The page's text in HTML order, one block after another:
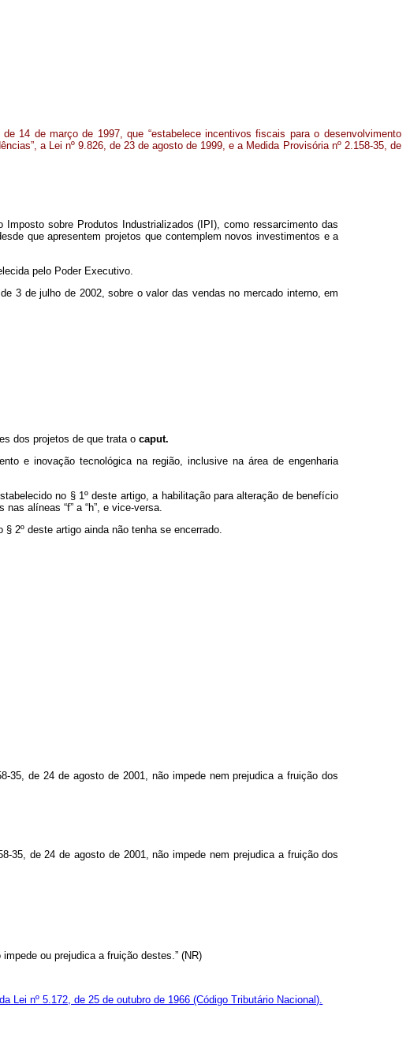
14 de março de 1997, que “estabelece incentivos fiscais para o desenvolvimento
a Lei nº 9.826, de 23 de agosto de 1999, e a Medida Provisória nº 2.158-35, de
sobre Produtos Industrializados (IPI), como ressarcimento das
que apresentem projetos que contemplem novos investimentos e a
pelo Poder Executivo.
3 de julho de 2002, sobre o valor das vendas no mercado interno, em
dos projetos de que trata o caput.
e inovação tecnológica na região, inclusive na área de engenharia
no § 1º deste artigo, a habilitação para alteração de benefício
alíneas “f” a “h”, e vice-versa.
2º deste artigo ainda não tenha se encerrado.
35, de 24 de agosto de 2001, não impede nem prejudica a fruição dos
35, de 24 de agosto de 2001, não impede nem prejudica a fruição dos
ou prejudica a fruição destes.” (NR)
Lei nº 5.172, de 25 de outubro de 1966 (Código Tributário Nacional).